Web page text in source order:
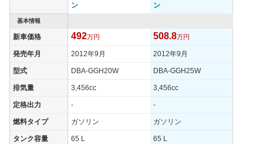
(後)
燃費
WLTCモード - -
WLTCモード(市
- -
外)
- -
WLTCモード(高
速道路)
ン
ン
基本情報
新車価格 492万円 508.8万円
発売年月 2012年9月 2012年9月
型式 DBA-GGH20W DBA-GGH25W
排気量 3,456cc 3,456cc
定格出力 - -
燃料タイプ ガソリン ガソリン
タンク容量 65 L 65 L